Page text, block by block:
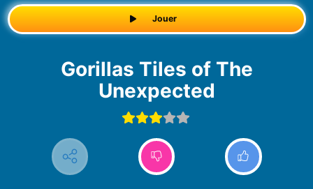
Jouer
Gorillas Tiles of The
Unexpected